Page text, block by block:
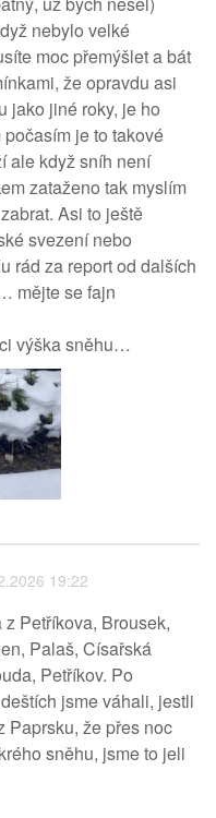
nebylo velké
moc přemýšlet a bát
že opravdu asi
jako jiné roky, je ho
je to takové
ale když sníh není
zataženo tak myslím
Asi to ještě
svezení nebo
rád za report od dalších
mějte se fajn
výška sněhu…
19:22
z Petříkova, Brousek,
Palaš, Císařská
Petříkov. Po
jsme váhali, jestli
Paprsku, že přes noc
sněhu, jsme to jeli